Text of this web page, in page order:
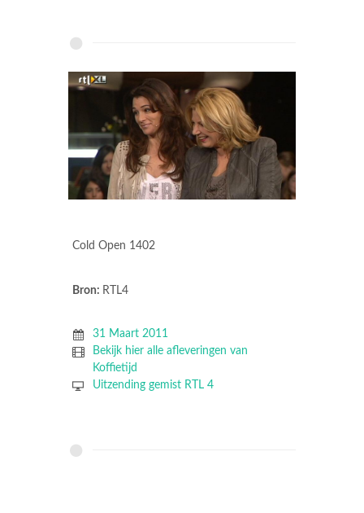
Cold Open 1402
Bron: RTL4
31 Maart 2011
Bekijk hier alle afleveringen van
Koffietijd
Uitzending gemist RTL 4